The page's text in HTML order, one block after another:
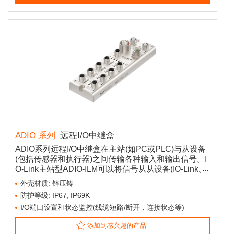
ADIO 系列 远程I/O中继盒
ADIO系列远程I/O中继盒在主站(如PC或PLC)与从设备
(包括传感器和执行器)之间传输各种输入和输出信号。I
O-Link主站型ADIO-ILM可以将信号从从设备(IO-Link、
标准I/O)交换到工业网络协议 (EtherCAT、EtherNET/I
P、PROFINET)。IO-Link HUB型ADIO-HUB与ADIO-IL
M连接，通过IO-Link通信扩展和中继多个标准I/O。
外壳材质: 锌压铸
防护等级: IP67, IP69K
I/O端口设置和状态监控(线缆短路/断开，连接状态等)
添加到感兴趣的产品